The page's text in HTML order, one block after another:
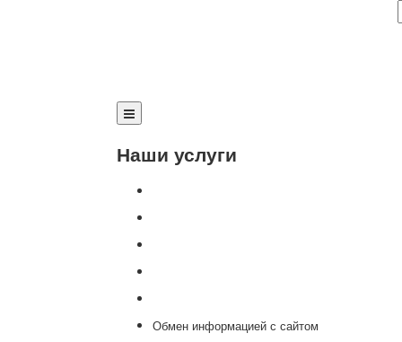
Наши услуги
Обмен информацией с сайтом